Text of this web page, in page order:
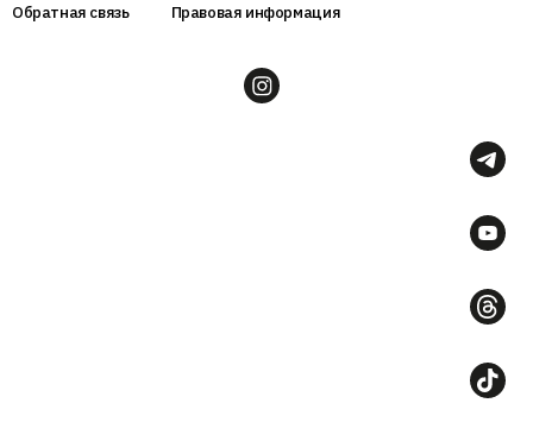
Обратная связь
Правовая информация